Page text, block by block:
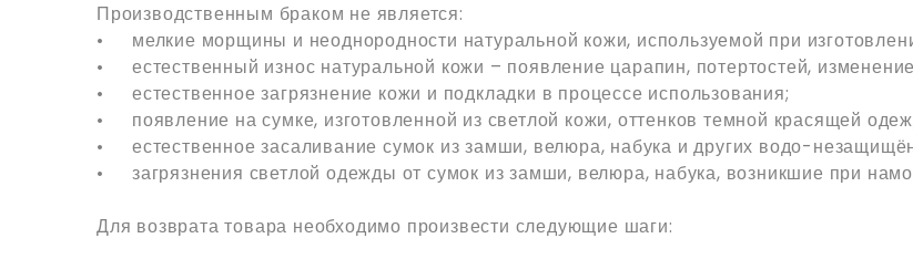
Производственным браком не является:
•
мелкие морщины и неоднородности натуральной кожи, используемой при
•
естественный износ натуральной кожи – появление царапин, потертостей,
•
естественное загрязнение кожи и подкладки в процессе использования;
•
появление на сумке, изготовленной из светлой кожи, оттенков темной красящей
•
естественное засаливание сумок из замши, велюра, набука и других водо-
•
загрязнения светлой одежды от сумок из замши, велюра, набука, возникшие при
Для возврата товара необходимо произвести следующие шаги: